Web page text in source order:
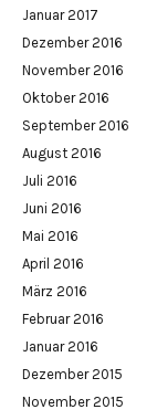
Januar 2017
Dezember 2016
November 2016
Oktober 2016
September 2016
August 2016
Juli 2016
Juni 2016
Mai 2016
April 2016
März 2016
Februar 2016
Januar 2016
Dezember 2015
November 2015